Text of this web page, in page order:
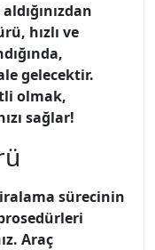
hızlı ve
gelecektir.
olmak,
sağlar!
sürecinin
Araç